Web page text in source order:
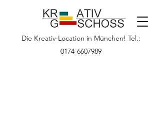
Die Kreativ-Location in München! Tel.:
0174-6607989